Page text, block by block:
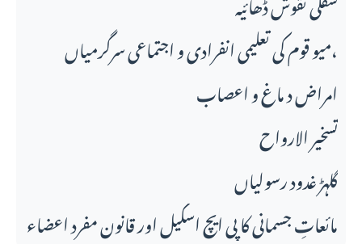
میو قوم کی تعلیمی انفرادی و اجتماعی سرگرمیاں،
امراض د ماغ و اعصاب
تسخير الارواح
گلہڑ غدود رسولیاں
مائعاتِ جسمانی کا پی ایچ اسکیل اور قانونِ مفرد اعضاء